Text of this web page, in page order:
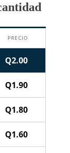
PRECIO
Q2.00
Q1.90
Q1.80
Q1.60